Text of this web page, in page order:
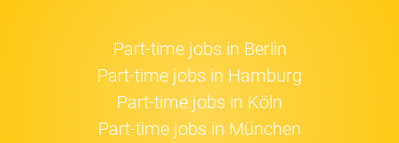
Part-time jobs in Berlin
Part-time jobs in Hamburg
Part-time jobs in Köln
Part-time jobs in München